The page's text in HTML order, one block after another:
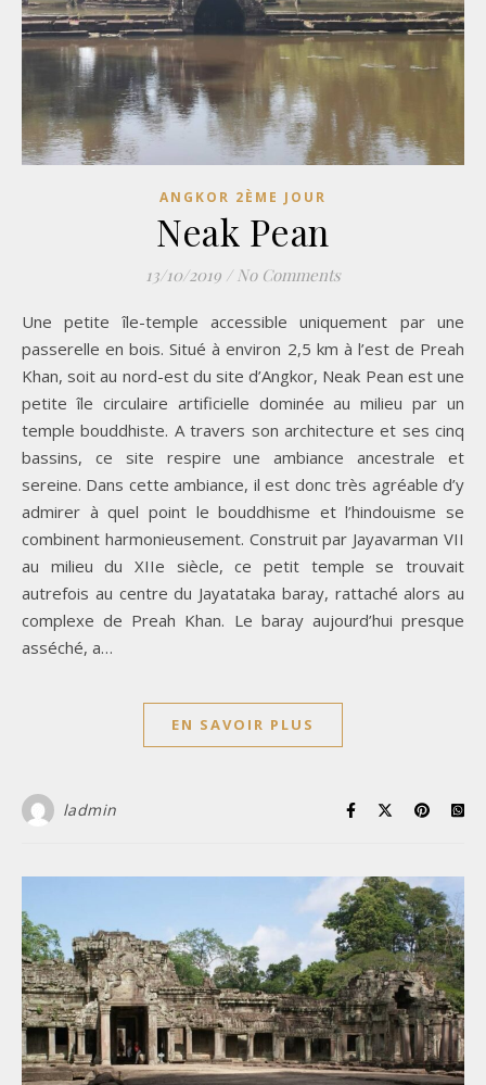
ANGKOR 2ÈME JOUR
Neak Pean
13/10/2019 / No Comments
Une petite île-temple accessible uniquement par une
passerelle en bois. Situé à environ 2,5 km à l’est de Preah
Khan, soit au nord-est du site d’Angkor, Neak Pean est une
petite île circulaire artificielle dominée au milieu par un
temple bouddhiste. A travers son architecture et ses cinq
bassins, ce site respire une ambiance ancestrale et
sereine. Dans cette ambiance, il est donc très agréable d’y
admirer à quel point le bouddhisme et l’hindouisme se
combinent harmonieusement. Construit par Jayavarman VII
au milieu du XIIe siècle, ce petit temple se trouvait
autrefois au centre du Jayatataka baray, rattaché alors au
complexe de Preah Khan. Le baray aujourd’hui presque
asséché, a…
EN SAVOIR PLUS
ladmin